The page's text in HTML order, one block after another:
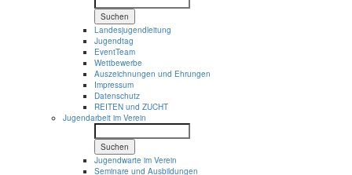
Suchen
Landesjugendleitung
Jugendtag
EventTeam
Wettbewerbe
Auszeichnungen und Ehrungen
Impressum
Datenschutz
REITEN und ZUCHT
Jugendarbeit im Verein
Suchen
Jugendwarte im Verein
Seminare und Ausbildungen